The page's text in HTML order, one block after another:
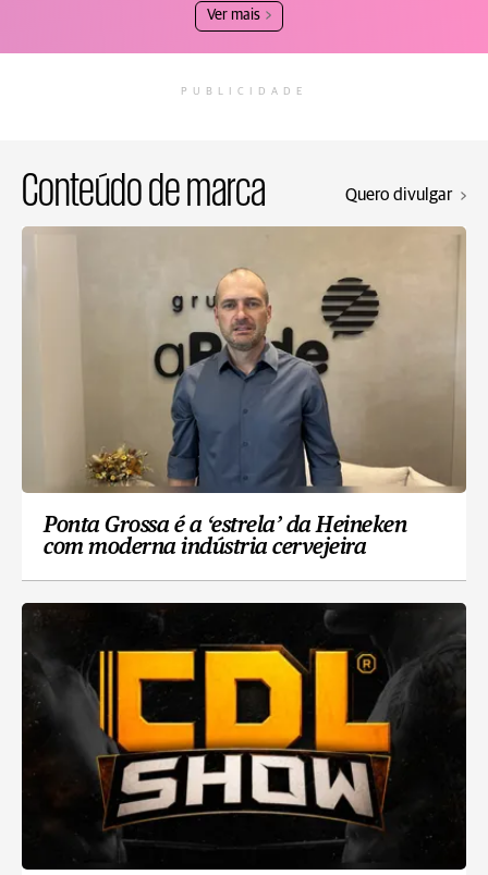
Ver mais
PUBLICIDADE
Conteúdo de marca Quero divulgar
Ponta Grossa é a ‘estrela’ da Heineken
com moderna indústria cervejeira